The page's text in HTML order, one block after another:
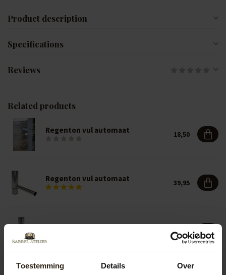
Toestemming Details Over
Product description
Specifications
Reviews
Related products
Regenton vul automaat 18,50
Regenton vul automaat 39,95
Regenton vul automaat 39,50